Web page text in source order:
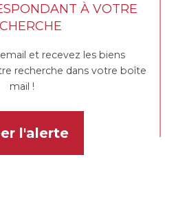
À VOTRE
et recevez les biens
recherche dans votre boîte
mail !
l'alerte